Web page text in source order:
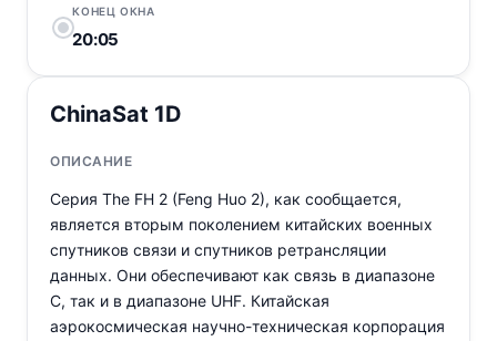
КОНЕЦ ОКНА
20:05
ChinaSat 1D
ОПИСАНИЕ
Серия The FH 2 (Feng Huo 2), как сообщается,
является вторым поколением китайских военных
спутников связи и спутников ретрансляции
данных. Они обеспечивают как связь в диапазоне
C, так и в диапазоне UHF. Китайская
аэрокосмическая научно-техническая корпорация